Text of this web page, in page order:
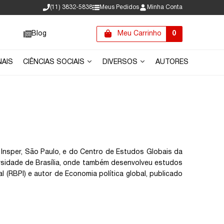
(11) 3832-5838 Meus Pedidos Minha Conta
Blog Meu Carrinho 0
CIÊNCIAS SOCIAIS DIVERSOS AUTORES
São Paulo, e do Centro de Estudos Globais da
de Brasília, onde também desenvolveu estudos
e autor de Economia política global, publicado